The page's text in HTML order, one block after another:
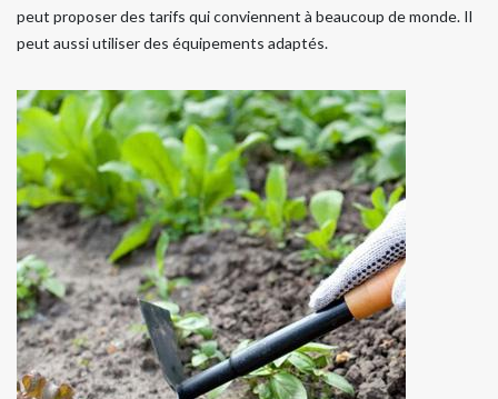
peut proposer des tarifs qui conviennent à beaucoup de monde. Il
peut aussi utiliser des équipements adaptés.